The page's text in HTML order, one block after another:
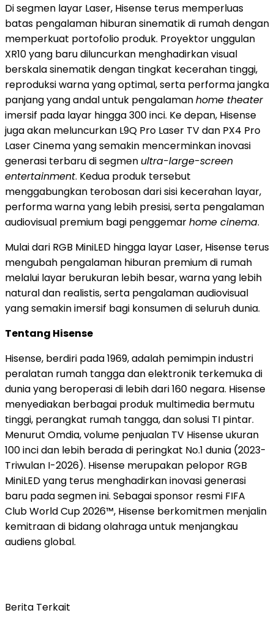
Di segmen layar Laser, Hisense terus memperluas
batas pengalaman hiburan sinematik di rumah dengan
memperkuat portofolio produk. Proyektor unggulan
XR10 yang baru diluncurkan menghadirkan visual
berskala sinematik dengan tingkat kecerahan tinggi,
reproduksi warna yang optimal, serta performa jangka
panjang yang andal untuk pengalamanhome theater
imersif pada layar hingga 300 inci. Ke depan, Hisense
juga akan meluncurkan L9Q Pro Laser TV dan PX4 Pro
Laser Cinema yang semakin mencerminkan inovasi
generasi terbaru di segmen ultra-large-screen
entertainment. Kedua produk tersebut
menggabungkan terobosan dari sisi kecerahan layar,
performa warna yang lebih presisi, serta pengalaman
audiovisual premium bagi penggemarhome cinema.
Mulai dari RGB MiniLED hingga layar Laser, Hisense terus
mengubah pengalaman hiburan premium di rumah
melalui layar berukuran lebih besar, warna yang lebih
natural dan realistis, serta pengalaman audiovisual
yang semakin imersif bagi konsumen di seluruh dunia.
Tentang Hisense
Hisense, berdiri pada 1969, adalah pemimpin industri
peralatan rumah tangga dan elektronik terkemuka di
dunia yang beroperasi di lebih dari 160 negara. Hisense
menyediakan berbagai produk multimedia bermutu
tinggi, perangkat rumah tangga, dan solusi TI pintar.
Menurut Omdia, volume penjualan TV Hisense ukuran
100 inci dan lebih berada di peringkat No.1 dunia (2023-
Triwulan I-2026). Hisense merupakan pelopor RGB
MiniLED yang terus menghadirkan inovasi generasi
baru pada segmen ini. Sebagai sponsor resmi FIFA
Club World Cup 2026™, Hisense berkomitmen menjalin
kemitraan di bidang olahraga untuk menjangkau
audiens global.
Berita Terkait